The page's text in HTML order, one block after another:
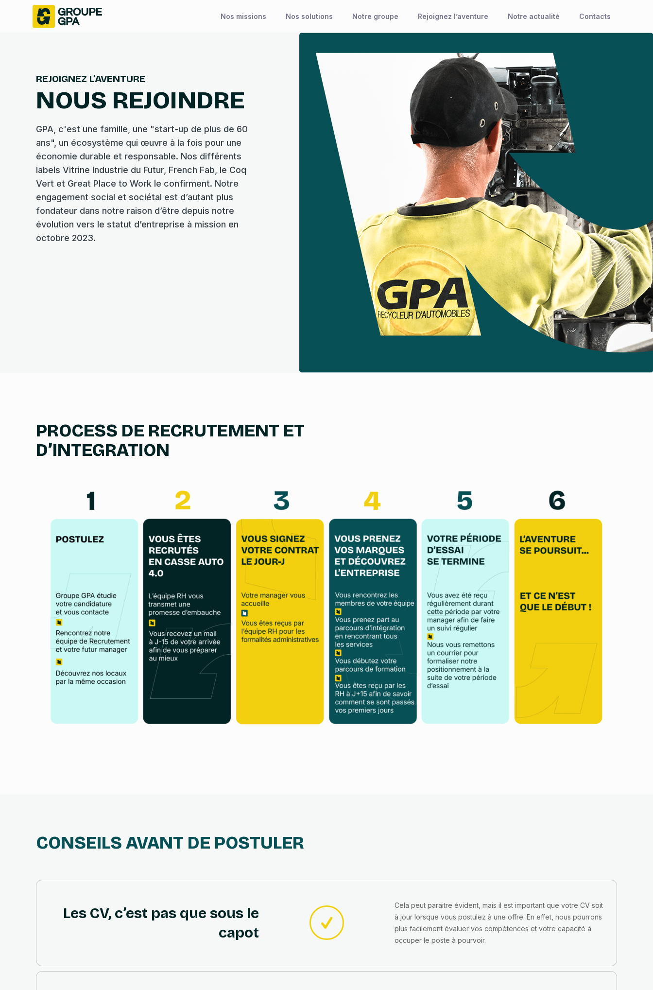
Nos missions Nos solutions Notre groupe Rejoignez l’aventure Notre actualité Contacts
REJOIGNEZ L’AVENTURE
NOUS REJOINDRE
GPA, c'est une famille, une "start-up de plus de 60
ans", un écosystème qui œuvre à la fois pour une
économie durable et responsable. Nos différents
labels Vitrine Industrie du Futur, French Fab, le Coq
Vert et Great Place to Work le confirment. Notre
engagement social et sociétal est d’autant plus
fondateur dans notre raison d’être depuis notre
évolution vers le statut d’entreprise à mission en
octobre 2023.
PROCESS DE RECRUTEMENT ET
D’INTEGRATION
CONSEILS AVANT DE POSTULER
Les CV, c’est pas que sous le
capot
Cela peut paraitre évident, mais il est important que votre CV soit
à jour lorsque vous postulez à une offre. En effet, nous pourrons
plus facilement évaluer vos compétences et votre capacité à
occuper le poste à pourvoir.